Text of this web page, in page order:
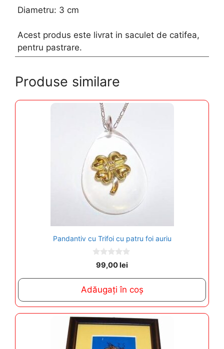
Diametru: 3 cm
Acest produs este livrat in saculet de catifea,
pentru pastrare.
Produse similare
Pandantiv cu Trifoi cu patru foi auriu
o
5
99,00lei
Adăugați în coș